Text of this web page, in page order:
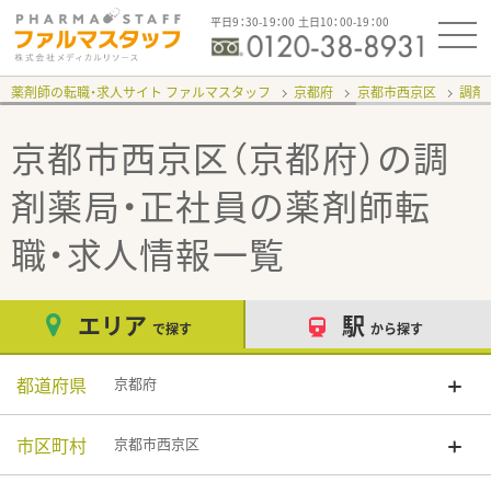
平日9：30-19：00 土日10：00-19：00
薬剤師の転職・求人サイト ファルマスタッフ 京都府 京都市西京区 調剤
京都市西京区（京都府）の調
剤薬局・正社員の薬剤師転
職・求人情報一覧
エリア で探す 駅 から探す
都道府県 京都府
市区町村 京都市西京区